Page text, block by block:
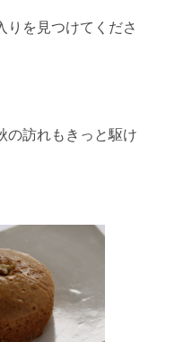
りを見つけてくださ
の訪れもきっと駆け